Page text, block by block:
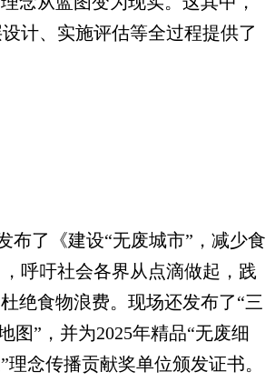
计、实施评估等全过程提供了
布了《建设“无废城市”，减少食
呼吁社会各界从点滴做起，践
绝食物浪费。现场还发布了“三
图”，并为2025年精品“无废细
理念传播贡献奖单位颁发证书。